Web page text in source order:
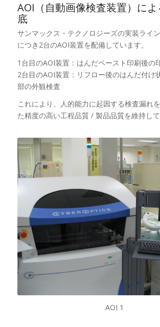
AOI（自動画像検査装置）に
底
サンマックス・テクノロジーズの実装ライ
につき2台のAOI装置を配備しています。
1台目のAOI装置：はんだペースト印刷後の
2台目のAOI装置：リフロー後のはんだ付け
部の外観検査
これにより、人的能力に起因する検査漏れ
た精度の高い工程品質 / 製品品質を維持して
AOI 1